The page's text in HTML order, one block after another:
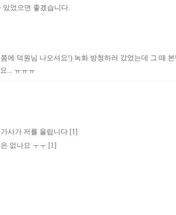
있었으면 좋겠습니다.
에 덕원님 나오셔요!) 녹화 방청하러 갔었는데 그 때
... ㅠㅠㅠ
사가 저를 울립니다 [1]
없나요 ㅜㅜ [1]